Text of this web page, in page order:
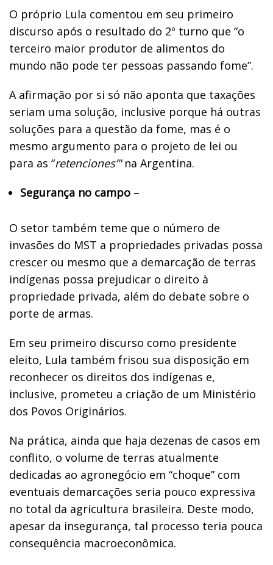
O próprio Lula comentou em seu primeiro
discurso após o resultado do 2º turno que “o
terceiro maior produtor de alimentos do
mundo não pode ter pessoas passando fome”.
A afirmação por si só não aponta que taxações
seriam uma solução, inclusive porque há outras
soluções para a questão da fome, mas é o
mesmo argumento para o projeto de lei ou
para as “retenciones’" na Argentina.
Segurança no campo –
O setor também teme que o número de
invasões do MST a propriedades privadas possa
crescer ou mesmo que a demarcação de terras
indígenas possa prejudicar o direito à
propriedade privada, além do debate sobre o
porte de armas.
Em seu primeiro discurso como presidente
eleito, Lula também frisou sua disposição em
reconhecer os direitos dos indígenas e,
inclusive, prometeu a criação de um Ministério
dos Povos Originários.
Na prática, ainda que haja dezenas de casos em
conflito, o volume de terras atualmente
dedicadas ao agronegócio em “choque” com
eventuais demarcações seria pouco expressiva
no total da agricultura brasileira. Deste modo,
apesar da insegurança, tal processo teria pouca
consequência macroeconômica.